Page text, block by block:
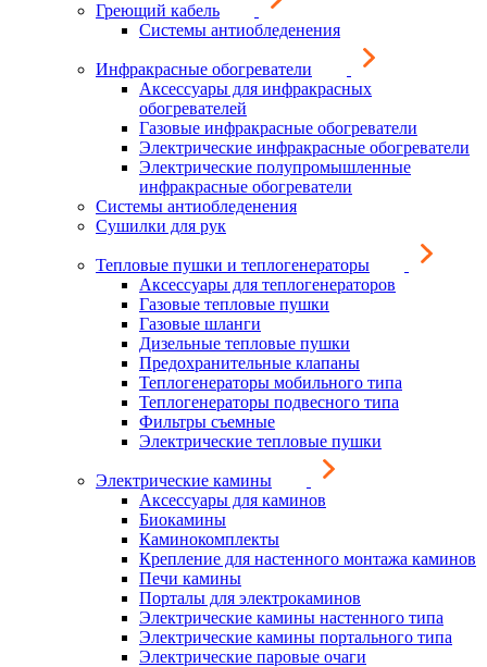
Греющий кабель
Системы антиобледенения
Инфракрасные обогреватели
Аксессуары для инфракрасных
обогревателей
Газовые инфракрасные обогреватели
Электрические инфракрасные обогреватели
Электрические полупромышленные
инфракрасные обогреватели
Системы антиобледенения
Сушилки для рук
Тепловые пушки и теплогенераторы
Аксессуары для теплогенераторов
Газовые тепловые пушки
Газовые шланги
Дизельные тепловые пушки
Предохранительные клапаны
Теплогенераторы мобильного типа
Теплогенераторы подвесного типа
Фильтры съемные
Электрические тепловые пушки
Электрические камины
Аксессуары для каминов
Биокамины
Каминокомплекты
Крепление для настенного монтажа каминов
Печи камины
Порталы для электрокаминов
Электрические камины настенного типа
Электрические камины портального типа
Электрические паровые очаги